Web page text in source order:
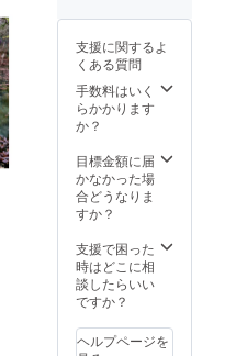
樹後に
岐阜県
関市洞
戸より
お礼の
手紙を
ます。
ことが
す。植
樹後に
岐阜県
関市洞
戸より
手紙を
お送り
いたし
ます。
支援に関するよ
くある質問
手数料はいく
らかかります
か？
目標金額に届
かなかった場
合どうなりま
すか？
支援で困った
時はどこに相
談したらいい
ですか？
ヘルプページを